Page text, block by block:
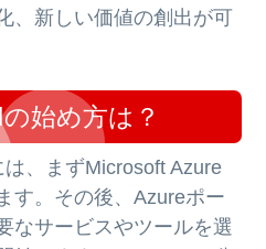
、新しい価値の創出が可
始め方は？
、まずMicrosoft Azure
す。その後、Azureポー
なサービスやツールを選